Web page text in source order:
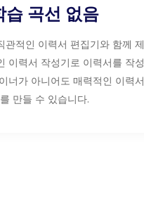
습 곡선 없음
관적인 이력서 편집기와 함께 제
이력서 작성기로 이력서를 작성
너가 아니어도 매력적인 이력서
를 만들 수 있습니다.